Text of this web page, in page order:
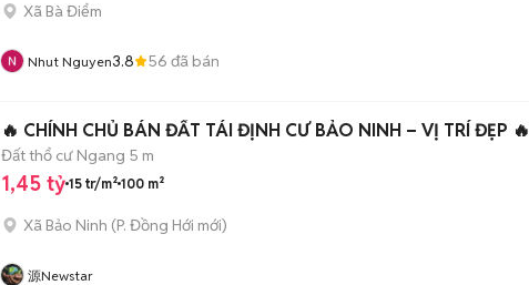
Xã Bà Điểm
Nhut Nguyen3.8 56 đã bán
🔥 CHÍNH CHỦ BÁN ĐẤT TÁI ĐỊNH CƯ BẢO NINH – VỊ TRÍ ĐẸP 🔥
Đất thổ cư Ngang 5 m
1,45 tỷ 15 tr/m² 100 m²
Xã Bảo Ninh (P. Đồng Hới mới)
源Newstar